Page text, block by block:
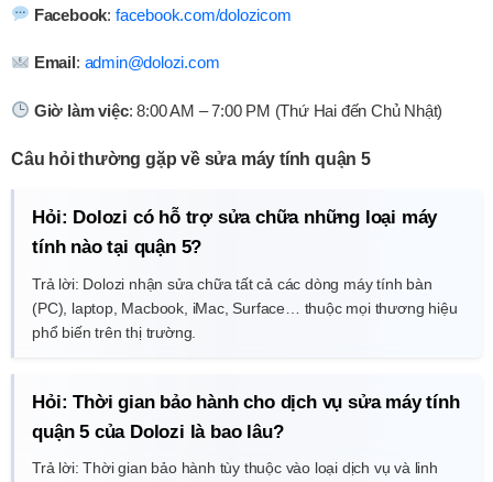
Facebook: facebook.com/dolozicom
Email: admin@dolozi.com
Giờ làm việc: 8:00 AM – 7:00 PM (Thứ Hai đến Chủ Nhật)
Câu hỏi thường gặp về sửa máy tính quận 5
Hỏi: Dolozi có hỗ trợ sửa chữa những loại máy
tính nào tại quận 5?
Trả lời: Dolozi nhận sửa chữa tất cả các dòng máy tính bàn
(PC), laptop, Macbook, iMac, Surface… thuộc mọi thương hiệu
phổ biến trên thị trường.
Hỏi: Thời gian bảo hành cho dịch vụ sửa máy tính
quận 5 của Dolozi là bao lâu?
Trả lời: Thời gian bảo hành tùy thuộc vào loại dịch vụ và linh